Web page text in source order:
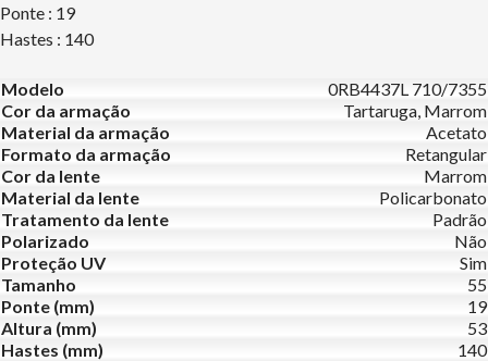
Ponte : 19
Hastes : 140
Modelo
0RB4437L 710/7355
Cor da armação
Tartaruga, Marrom
Material da armação
Acetato
Formato da armação
Retangular
Cor da lente
Marrom
Material da lente
Policarbonato
Tratamento da lente
Padrão
Polarizado
Não
Proteção UV
Sim
Tamanho
55
Ponte (mm)
19
Altura (mm)
53
Hastes (mm)
140